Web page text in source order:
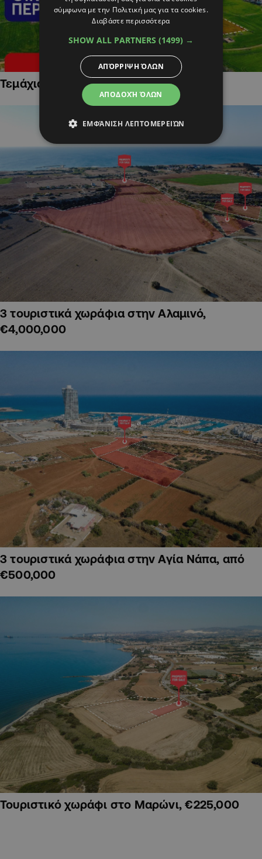
Τεμάχια Γης σε Οικιστικές Περιοχές
3 τουριστικά χωράφια στην Αλαμινό,
€4,000,000
3 τουριστικά χωράφια στην Αγία Νάπα, από
€500,000
Τουριστικό χωράφι στο Μαρώνι, €225,000
σύμφωνα με την Πολιτική μας για τα cookies.
Διαβάστε περισσότερα
SHOW ALL PARTNERS (1499) →
ΑΠΟΔΟΧΉ ΌΛΩΝ
ΑΠΌΡΡΙΨΗ ΌΛΩΝ
ΕΜΦΆΝΙΣΗ ΛΕΠΤΟΜΕΡΕΙΏΝ